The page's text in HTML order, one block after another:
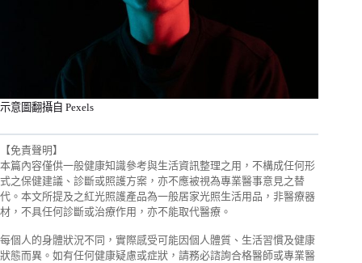
示意圖翻攝自 Pexels
【免責聲明】
本篇內容僅供一般健康知識參考與生活資訊整理之用，不構成任何形
式之保健建議、診斷或照護方案，亦不應被視為專業醫事意見之替
代。本文所提及之紅光照護產品為一般居家光照生活用品，非醫療器
材，不具任何診斷或治療作用，亦不能取代醫療。
每個人的身體狀況不同，實際感受可能因個人體質、生活習慣及健康
狀態而異。如有任何健康疑慮或症狀，請務必諮詢合格醫師或專業醫